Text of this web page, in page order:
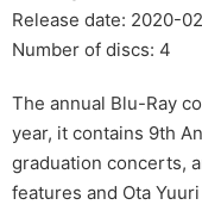
Release date: 2020-
Number of discs: 4
The annual Blu-Ray
year, it contains 9th
graduation concerts,
features and Ota